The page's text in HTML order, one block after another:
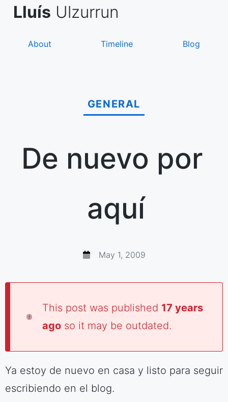
SkipLluís Ulzurrun
About Timeline Blog
GENERAL
De nuevo por
aquí
May 1, 2009
This post was published 17 years
ago so it may be outdated.
Ya estoy de nuevo en casa y listo para seguir
escribiendo en el blog.